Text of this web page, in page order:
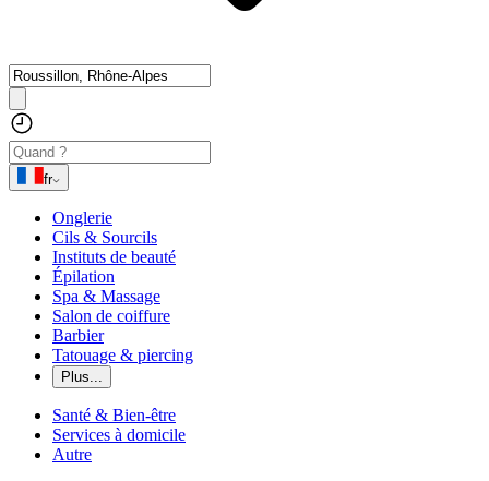
fr
Onglerie
Cils & Sourcils
Instituts de beauté
Épilation
Spa & Massage
Salon de coiffure
Barbier
Tatouage & piercing
Plus...
Santé & Bien-être
Services à domicile
Autre